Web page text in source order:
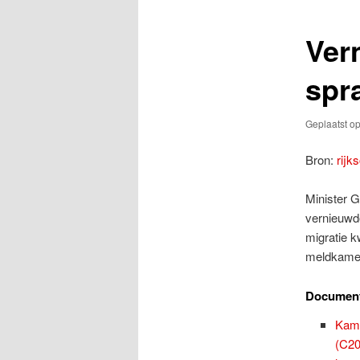
Geplaatst op
Bron:
Minister
migratie